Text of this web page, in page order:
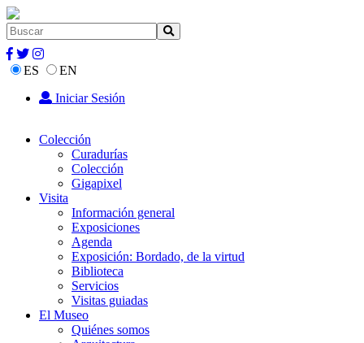
ES
EN
Iniciar Sesión
Colección
Curadurías
Colección
Gigapixel
Visita
Información general
Exposiciones
Agenda
Exposición: Bordado, de la virtud
Biblioteca
Servicios
Visitas guiadas
El Museo
Quiénes somos